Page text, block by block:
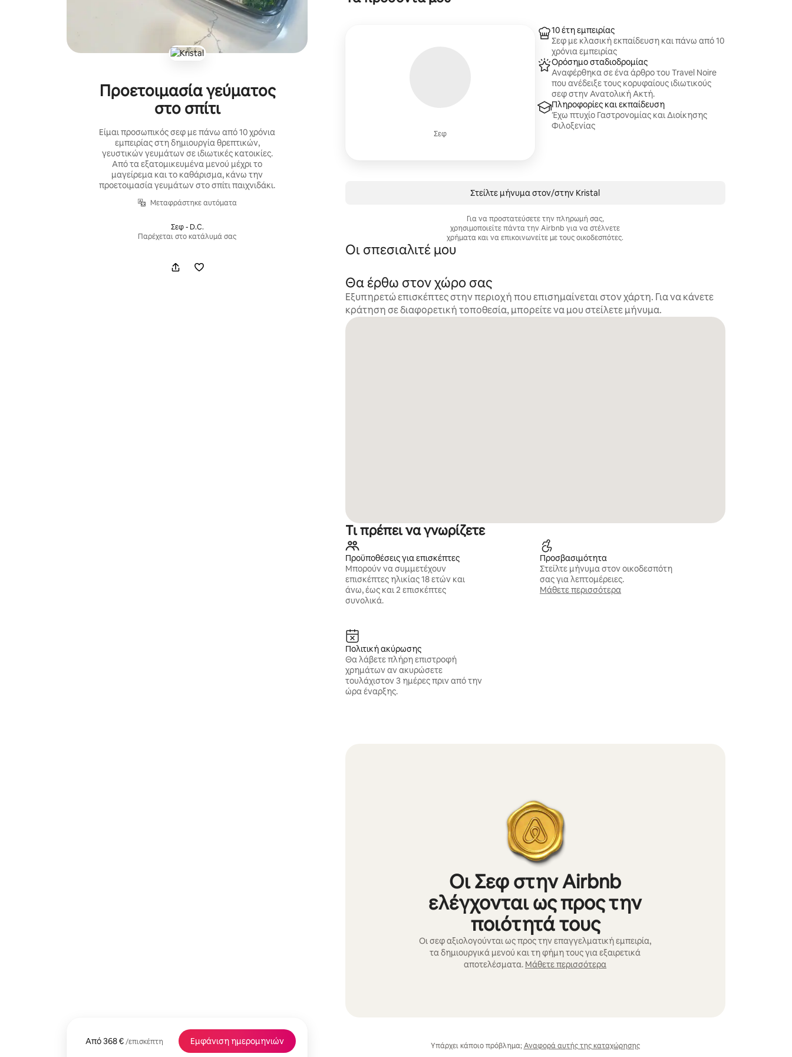
Προετοιμασία γεύματος
στο σπίτι
Είμαι προσωπικός σεφ με πάνω από 10 χρόνια
εμπειρίας στη δημιουργία θρεπτικών,
γευστικών γευμάτων σε ιδιωτικές κατοικίες.
Από τα εξατομικευμένα μενού μέχρι το
μαγείρεμα και το καθάρισμα, κάνω την
προετοιμασία γευμάτων στο σπίτι παιχνιδάκι.
Μεταφράστηκε αυτόματα
Σεφ - D.C.
Παρέχεται στο κατάλυμά σας
Από368 € /επισκέπτη
Από 368 €, ανά επισκέπτηΕμφάνιση ημερομηνιών
Σεφ
10 έτη εμπειρίας
Σεφ με κλασική εκπαίδευση και πάνω από 10
χρόνια εμπειρίας
Ορόσημο σταδιοδρομίας
Αναφέρθηκα σε ένα άρθρο του Travel Noire
που ανέδειξε τους κορυφαίους ιδιωτικούς
σεφ στην Ανατολική Ακτή.
Πληροφορίες και εκπαίδευση
Έχω πτυχίο Γαστρονομίας και Διοίκησης
Φιλοξενίας
Στείλτε μήνυμα στον/στην Kristal
Για να προστατεύσετε την πληρωμή σας,
χρησιμοποιείτε πάντα την Airbnb για να στέλνετε
χρήματα και να επικοινωνείτε με τους οικοδεσπότες.
Οι σπεσιαλιτέ μου
Θα έρθω στον χώρο σας
Εξυπηρετώ επισκέπτες στην περιοχή που επισημαίνεται στον χάρτη. Για να κάνετε
κράτηση σε διαφορετική τοποθεσία, μπορείτε να μου στείλετε μήνυμα.
Τι πρέπει να γνωρίζετε
Προϋποθέσεις για επισκέπτες
Μπορούν να συμμετέχουν
επισκέπτες ηλικίας 18 ετών και
άνω, έως και 2 επισκέπτες
συνολικά.
Προσβασιμότητα
Στείλτε μήνυμα στον οικοδεσπότη
σας για λεπτομέρειες.
Μάθετε περισσότερα
Πολιτική ακύρωσης
Θα λάβετε πλήρη επιστροφή
χρημάτων αν ακυρώσετε
τουλάχιστον 3 ημέρες πριν από την
ώρα έναρξης.
Οι Σεφ στην Airbnb
ελέγχονται ως προς την
ποιότητά τους
Οι σεφ αξιολογούνται ως προς την επαγγελματική εμπειρία,
τα δημιουργικά μενού και τη φήμη τους για εξαιρετικά
αποτελέσματα. Μάθετε περισσότερα
Υπάρχει κάποιο πρόβλημα; Αναφορά αυτής της καταχώρησης